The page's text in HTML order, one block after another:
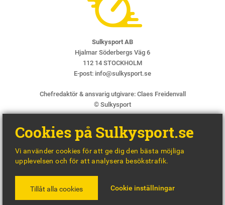
Sulkysport AB
Hjalmar Söderbergs Väg 6
112 14 STOCKHOLM
E-post: info@sulkysport.se
Chefredaktör & ansvarig utgivare: Claes Freidenvall
© Sulkysport
BY
Cookies på Sulkysport.se
Vi använder cookies för att ge dig den bästa möjliga
upplevelsen och för att analysera besökstrafik.
Tillåt alla cookies Cookie inställningar